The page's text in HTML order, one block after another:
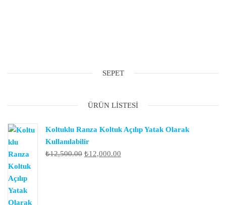
SEPET
ÜRÜN LISTESI
Koltuklu Ranza Koltuk Açılıp Yatak Olarak
Kullanılabilir
₺12,500.00 Orijinal
₺12,000.00